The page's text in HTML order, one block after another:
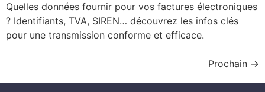
Quelles données fournir pour vos factures électroniques
? Identifiants, TVA, SIREN… découvrez les infos clés
pour une transmission conforme et efficace.
Prochain →